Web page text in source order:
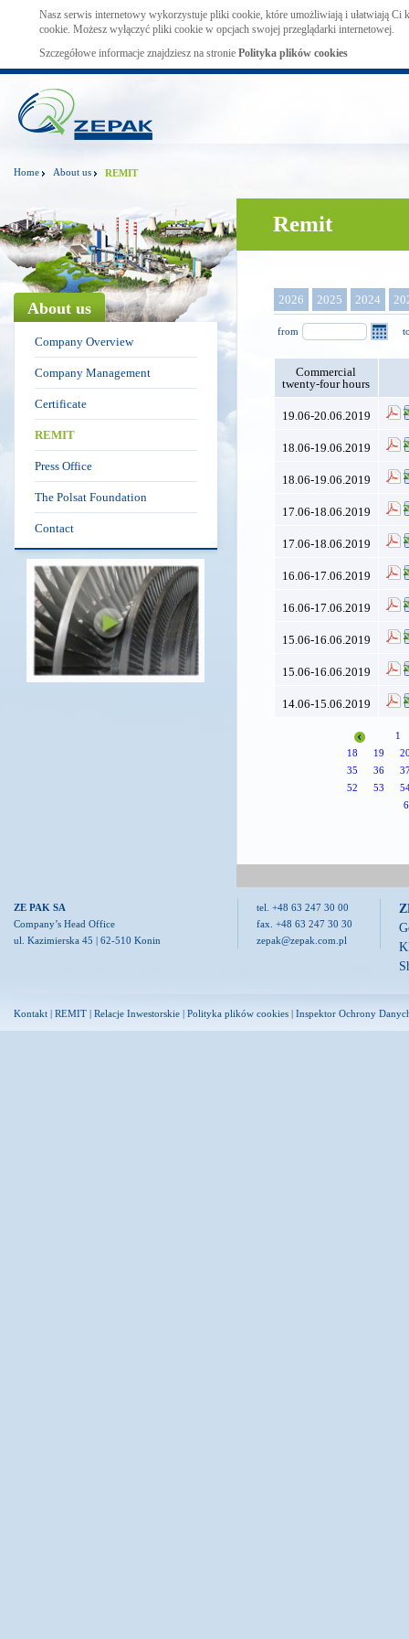
Nasz serwis internetowy wykorzystuje pliki cookie, które umożliwiają i ułatwiają Ci
cookie. Możesz wyłączyć pliki cookie w opcjach swojej przeglądarki internetowej.
Szczegółowe informacje znajdziesz na stronie Polityka plików cookies
Home About us REMIT
About us
Company Overview
Company Management
Certificate
REMIT
Press Office
The Polsat Foundation
Contact
Remit
2026 2025 2024
from
Commercial
twenty-four hours
19.06-20.06.2019
18.06-19.06.2019
18.06-19.06.2019
17.06-18.06.2019
17.06-18.06.2019
16.06-17.06.2019
16.06-17.06.2019
15.06-16.06.2019
15.06-16.06.2019
14.06-15.06.2019
1
18
19
35
36
52
53
ZE PAK SA
Company’s Head Office
ul. Kazimierska 45 | 62-510 Konin
tel. +48 63 247 30 00
fax. +48 63 247 30 30
zepak@zepak.com.pl
Kontakt | REMIT | Relacje Inwestorskie | Polityka plików cookies | Inspektor Ochrony